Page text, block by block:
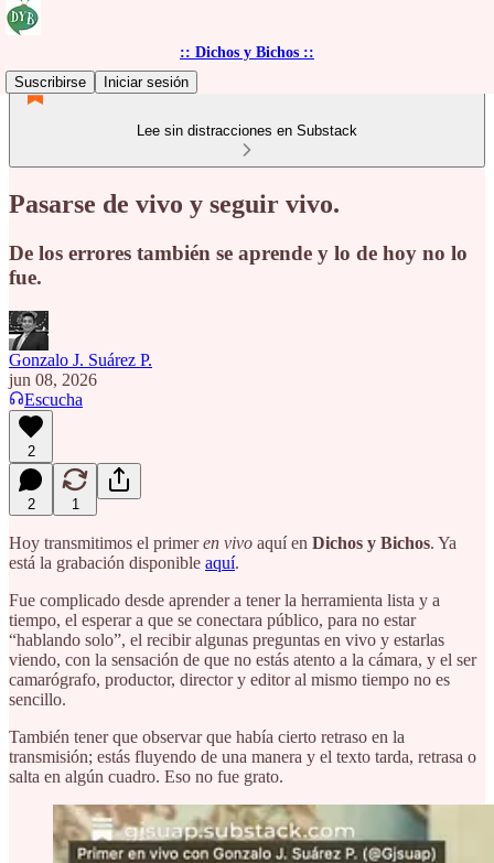
:: Dichos y Bichos ::
Suscribirse
Iniciar sesión
Lee sin distracciones en Substack
Pasarse de vivo y seguir vivo.
De los errores también se aprende y lo de hoy no lo
fue.
Gonzalo J. Suárez P.
jun 08, 2026
Escucha
2
2 1
Hoy transmitimos el primeren vivo aquí en Dichos y Bichos. Ya
está la grabación disponible aquí.
Fue complicado desde aprender a tener la herramienta lista y a
tiempo, el esperar a que se conectara público, para no estar
“hablando solo”, el recibir algunas preguntas en vivo y estarlas
viendo, con la sensación de que no estás atento a la cámara, y el ser
camarógrafo, productor, director y editor al mismo tiempo no es
sencillo.
También tener que observar que había cierto retraso en la
transmisión; estás fluyendo de una manera y el texto tarda, retrasa o
salta en algún cuadro. Eso no fue grato.